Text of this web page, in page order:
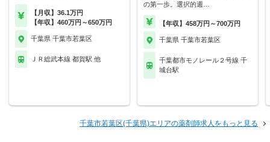
【月収】36.1万円
【年収】460万円～650万円
千葉県 千葉市若葉区
ＪＲ総武本線 都賀駅 他
の第一歩。選択的週…
【年収】458万円～700万円
千葉県 千葉市若葉区
千葉都市モノレール２号線 千
城台駅
千葉市若葉区(千葉県)エリアの薬剤師求人をもっと見る